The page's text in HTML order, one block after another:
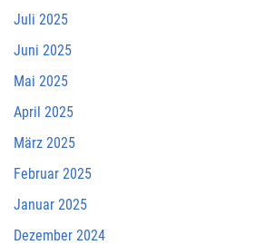
Juli 2025
Juni 2025
Mai 2025
April 2025
März 2025
Februar 2025
Januar 2025
Dezember 2024